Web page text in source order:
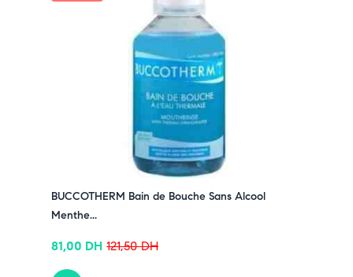
BUCCOTHERM Bain de Bouche Sans Alcool
Menthe...
121,50DH
81,00 DH